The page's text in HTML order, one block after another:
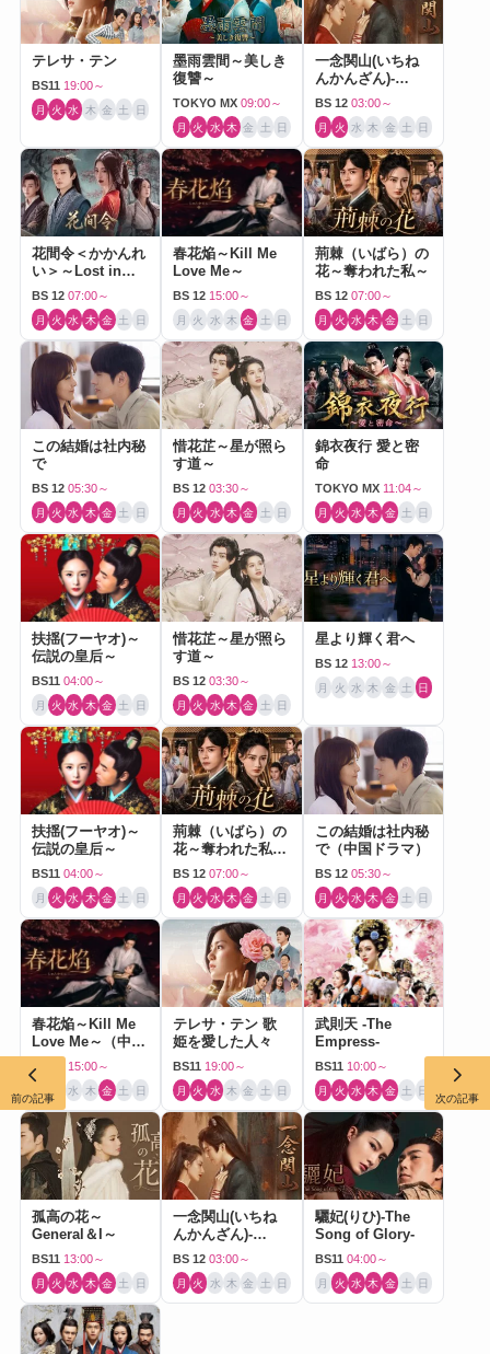
テレサ・テン
BS11 19:00～
月 火 水 木 金 土 日
墨雨雲間～美しき
復讐～
TOKYO MX 09:00～
月 火 水 木 金 土 日
一念関山(いちね
んかんざん)-
Journey to Love-
BS 12 03:00～
月 火 水 木 金 土 日
花間令＜かかんれ
い＞～Lost in
Love～
BS 12 07:00～
月 火 水 木 金 土 日
春花焔～Kill Me
Love Me～
BS 12 15:00～
月 火 水 木 金 土 日
荊棘（いばら）の
花～奪われた私～
BS 12 07:00～
月 火 水 木 金 土 日
この結婚は社内秘
で
BS 12 05:30～
月 火 水 木 金 土 日
惜花芷～星が照ら
す道～
BS 12 03:30～
月 火 水 木 金 土 日
錦衣夜行 愛と密
命
TOKYO MX 11:04～
月 火 水 木 金 土 日
扶揺(フーヤオ)～
伝説の皇后～
BS11 04:00～
月 火 水 木 金 土 日
惜花芷～星が照ら
す道～
BS 12 03:30～
月 火 水 木 金 土 日
星より輝く君へ
BS 12 13:00～
月 火 水 木 金 土 日
扶揺(フーヤオ)～
伝説の皇后～
BS11 04:00～
月 火 水 木 金 土 日
荊棘（いばら）の
花～奪われた私～
（中国ドラマ）
BS 12 07:00～
月 火 水 木 金 土 日
この結婚は社内秘
で（中国ドラマ）
BS 12 05:30～
月 火 水 木 金 土 日
春花焔～Kill Me
Love Me～（中国
ドラマ）
BS 12 15:00～
水 木 金 土 日
テレサ・テン 歌
姫を愛した人々
BS11 19:00～
月 火 水 木 金 土 日
武則天 -The
Empress-
BS11 10:00～
月 火 水 木 金 土 日
孤高の花～
General＆I～
BS11 13:00～
月 火 水 木 金 土 日
一念関山(いちね
んかんざん)-
Journey to Love-
BS 12 03:00～
月 火 水 木 金 土 日
驪妃(りひ)-The
Song of Glory-
BS11 04:00～
月 火 水 木 金 土 日
前の記事 次の記事